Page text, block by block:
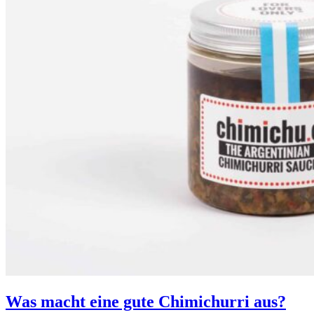
Was macht eine gute Chimichurri aus?